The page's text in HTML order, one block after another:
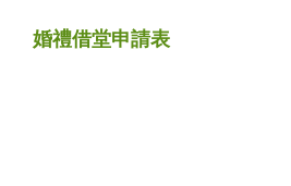
婚禮借堂申請表